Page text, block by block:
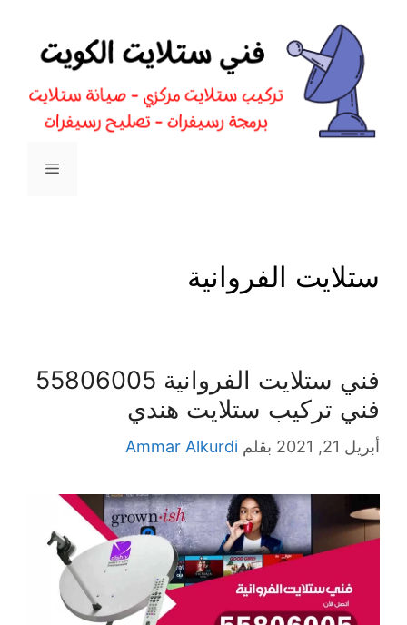
المحتوى
القائمة
ستلايت الفروانية
فني ستلايت الفروانية 55806005
فني تركيب ستلايت هندي
أبريل 21, 2021 بقلم Ammar Alkurdi